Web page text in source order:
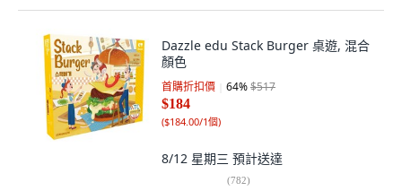
Dazzle edu Stack Burger 桌遊, 混合
顏色
首購折扣價 64%$517
$184
($184.00/1個)
8/12 星期三 預計送達
(782)